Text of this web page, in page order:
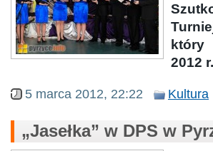
który
2012 r.
5 marca 2012, 22:22 Kultura
„Jasełka” w DPS w